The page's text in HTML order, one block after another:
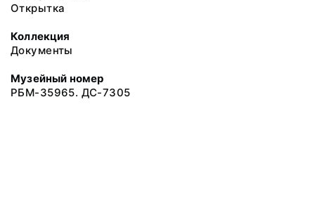
Открытка
Коллекция
Документы
Музейный номер
РБМ-35965. ДС-7305